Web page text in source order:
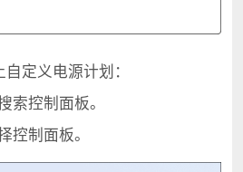
定义电源计划：
控制面板。
制面板。